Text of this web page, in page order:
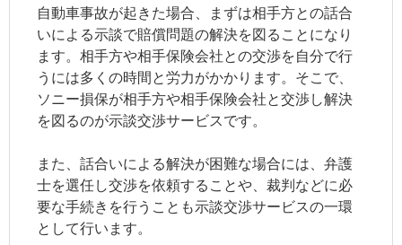
自動車事故が起きた場合、まずは相手方との話合
いによる示談で賠償問題の解決を図ることになり
ます。相手方や相手保険会社との交渉を自分で行
うには多くの時間と労力がかかります。そこで、
ソニー損保が相手方や相手保険会社と交渉し解決
を図るのが示談交渉サービスです。
また、話合いによる解決が困難な場合には、弁護
士を選任し交渉を依頼することや、裁判などに必
要な手続きを行うことも示談交渉サービスの一環
として行います。